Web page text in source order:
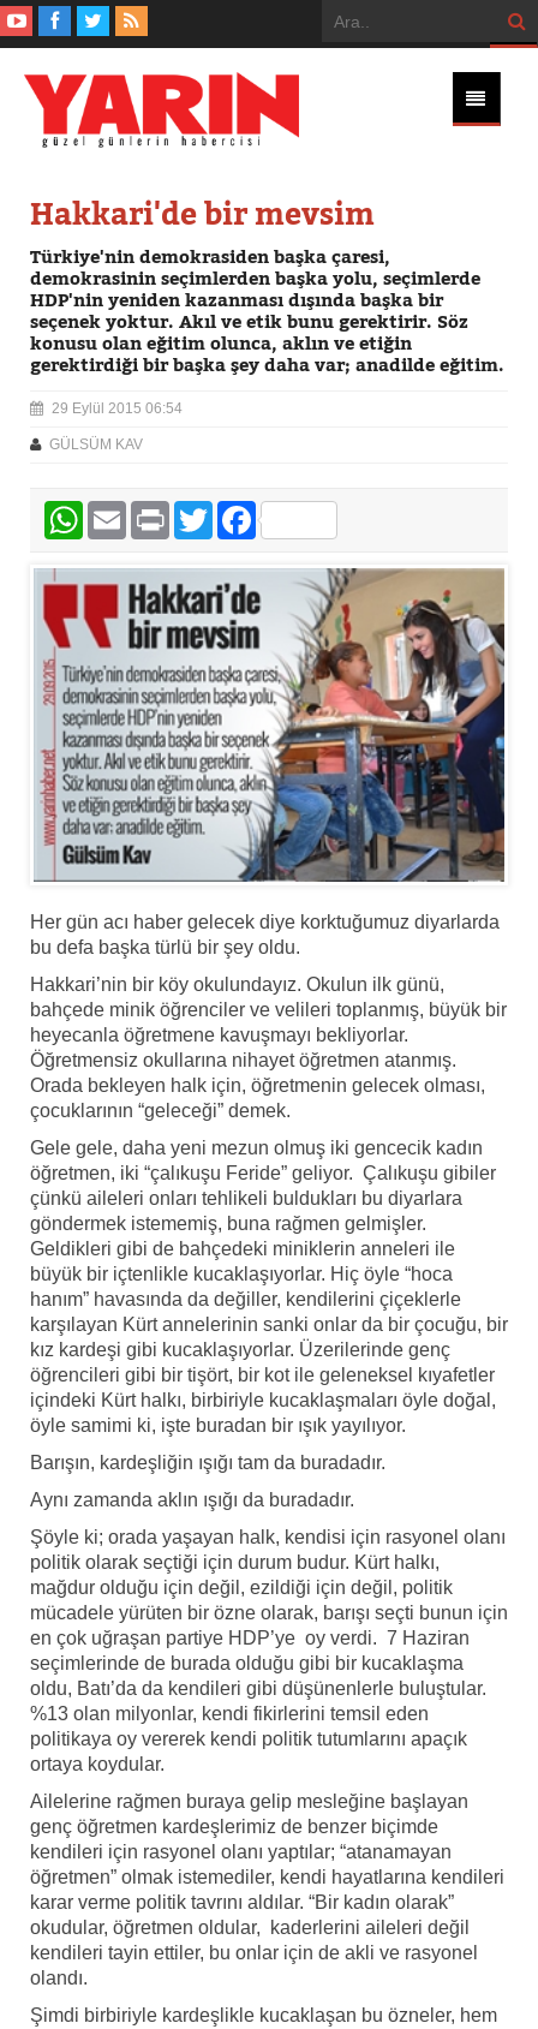
Hakkari'de bir mevsim
Türkiye'nin demokrasiden başka çaresi,
demokrasinin seçimlerden başka yolu, seçimlerde
HDP'nin yeniden kazanması dışında başka bir
seçenek yoktur. Akıl ve etik bunu gerektirir. Söz
konusu olan eğitim olunca, aklın ve etiğin
gerektirdiği bir başka şey daha var; anadilde eğitim.
29 Eylül 2015 06:54
GÜLSÜM KAV
WhatsApp
EmailPrint TwitterFacebook
Her gün acı haber gelecek diye korktuğumuz diyarlarda
bu defa başka türlü bir şey oldu.
Hakkari’nin bir köy okulundayız. Okulun ilk günü,
bahçede minik öğrenciler ve velileri toplanmış, büyük bir
heyecanla öğretmene kavuşmayı bekliyorlar.
Öğretmensiz okullarına nihayet öğretmen atanmış.
Orada bekleyen halk için, öğretmenin gelecek olması,
çocuklarının “geleceği” demek.
Gele gele, daha yeni mezun olmuş iki gencecik kadın
öğretmen, iki “çalıkuşu Feride” geliyor. Çalıkuşu gibiler
çünkü aileleri onları tehlikeli buldukları bu diyarlara
göndermek istememiş, buna rağmen gelmişler.
Geldikleri gibi de bahçedeki miniklerin anneleri ile
büyük bir içtenlikle kucaklaşıyorlar. Hiç öyle “hoca
hanım” havasında da değiller, kendilerini çiçeklerle
karşılayan Kürt annelerinin sanki onlar da bir çocuğu, bir
kız kardeşi gibi kucaklaşıyorlar. Üzerilerinde genç
öğrencileri gibi bir tişört, bir kot ile geleneksel kıyafetler
içindeki Kürt halkı, birbiriyle kucaklaşmaları öyle doğal,
öyle samimi ki, işte buradan bir ışık yayılıyor.
Barışın, kardeşliğin ışığı tam da buradadır.
Aynı zamanda aklın ışığı da buradadır.
Şöyle ki; orada yaşayan halk, kendisi için rasyonel olanı
politik olarak seçtiği için durum budur. Kürt halkı,
mağdur olduğu için değil, ezildiği için değil, politik
mücadele yürüten bir özne olarak, barışı seçti bunun için
en çok uğraşan partiye HDP’ye oy verdi. 7 Haziran
seçimlerinde de burada olduğu gibi bir kucaklaşma
oldu, Batı’da da kendileri gibi düşünenlerle buluştular.
%13 olan milyonlar, kendi fikirlerini temsil eden
politikaya oy vererek kendi politik tutumlarını apaçık
ortaya koydular.
Ailelerine rağmen buraya gelip mesleğine başlayan
genç öğretmen kardeşlerimiz de benzer biçimde
kendileri için rasyonel olanı yaptılar; “atanamayan
öğretmen” olmak istemediler, kendi hayatlarına kendileri
karar verme politik tavrını aldılar. “Bir kadın olarak”
okudular, öğretmen oldular, kaderlerini aileleri değil
kendileri tayin ettiler, bu onlar için de akli ve rasyonel
olandı.
Şimdi birbiriyle kardeşlikle kucaklaşan bu özneler, hem